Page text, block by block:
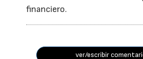
financiero.
ver/escribir